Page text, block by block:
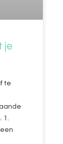
je
te
1.